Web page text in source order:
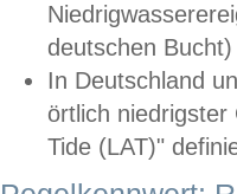
deutschen
In Deutschland
örtlich
Tide (LAT)"